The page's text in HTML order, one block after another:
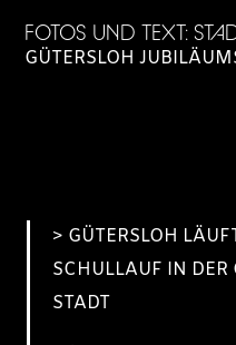
FOTOS UND TEXT:
GÜTERSLOH
> GÜTERSLOH
SCHULLAUF IN DER
STADT